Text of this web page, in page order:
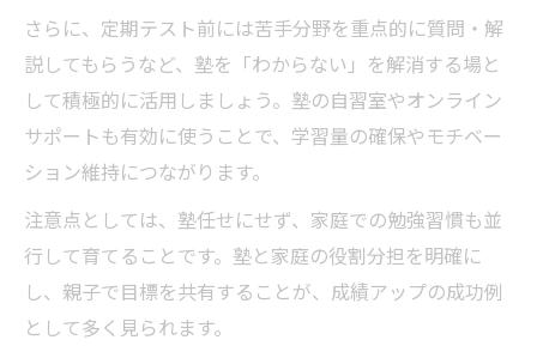
さらに、定期テスト前には苦手分野を重点的に質問・解
説してもらうなど、塾を「わからない」を解消する場と
して積極的に活用しましょう。塾の自習室やオンライン
サポートも有効に使うことで、学習量の確保やモチベー
ション維持につながります。
注意点としては、塾任せにせず、家庭での勉強習慣も並
行して育てることです。塾と家庭の役割分担を明確に
し、親子で目標を共有することが、成績アップの成功例
として多く見られます。